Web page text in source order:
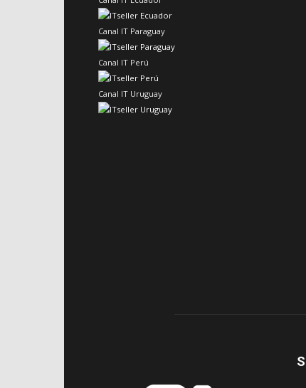
Canal IT Paraguay
Canal IT Perú
Canal IT Uruguay